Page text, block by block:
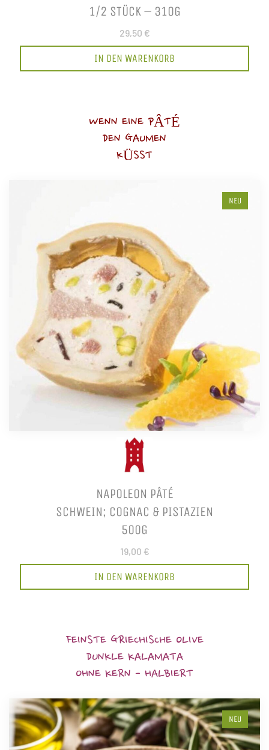
1/2 STÜCK – 310G
29,50 €
IN DEN WARENKORB
WENN EINE PÂTÉ
DEN GAUMEN
KÜSST
NEU
NAPOLEON PÂTÉ
SCHWEIN; COGNAC & PISTAZIEN
500G
19,00 €
IN DEN WARENKORB
FEINSTE GRIECHISCHE OLIVE
DUNKLE KALAMATA
OHNE KERN - HALBIERT
NEU